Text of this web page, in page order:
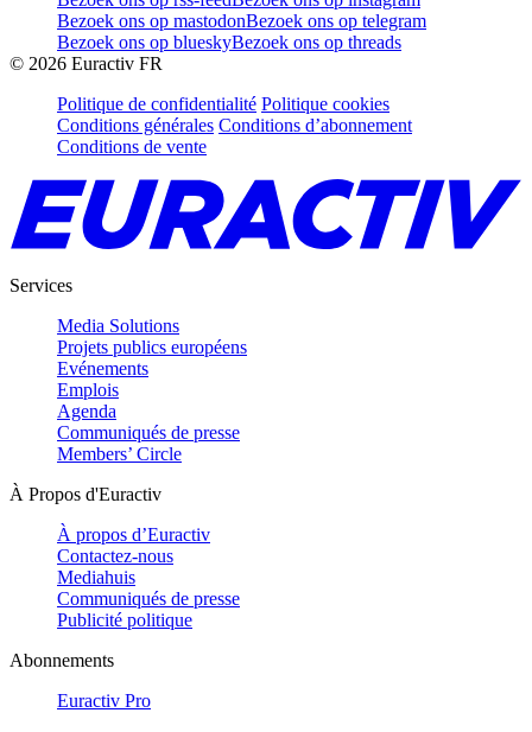
Bezoek ons op mastodonBezoek ons op telegram
Bezoek ons op blueskyBezoek ons op threads
© 2026 Euractiv FR
Politique de confidentialité Politique cookies
Conditions générales Conditions d’abonnement
Conditions de vente
Services
Media Solutions
Projets publics européens
Evénements
Emplois
Agenda
Communiqués de presse
Members’ Circle
À Propos d'Euractiv
À propos d’Euractiv
Contactez-nous
Mediahuis
Communiqués de presse
Publicité politique
Abonnements
Euractiv Pro